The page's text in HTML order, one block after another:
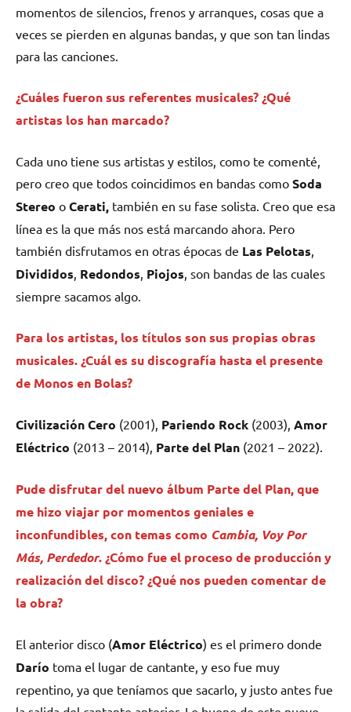
momentos de silencios, frenos y arranques, cosas que a
veces se pierden en algunas bandas, y que son tan lindas
para las canciones.
¿Cuáles fueron sus referentes musicales? ¿Qué
artistas los han marcado?
Cada uno tiene sus artistas y estilos, como te comenté,
pero creo que todos coincidimos en bandas como Soda
Stereo o Cerati, también en su fase solista. Creo que esa
línea es la que más nos está marcando ahora. Pero
también disfrutamos en otras épocas de Las Pelotas
Divididos Redondos Piojos , son bandas de las cuales
siempre sacamos algo.
Para los artistas, los títulos son sus propias obras
musicales. ¿Cuál es su discografía hasta el presente
de Monos en Bolas?
Civilización Cero (2001), Pariendo Rock (2003), Amor
Eléctrico (2013 – 2014), Parte del Plan (2021 – 2022).
Pude disfrutar del nuevo álbum Parte del Plan, que
me hizo viajar por momentos geniales e
inconfundibles, con temas como Cambia, Voy Por
Más, Perdedor. ¿Cómo fue el proceso de producción y
realización del disco? ¿Qué nos pueden comentar de
la obra?
El anterior disco (Amor Eléctrico) es el primero donde
Darío toma el lugar de cantante, y eso fue muy
repentino, ya que teníamos que sacarlo, y justo antes fue